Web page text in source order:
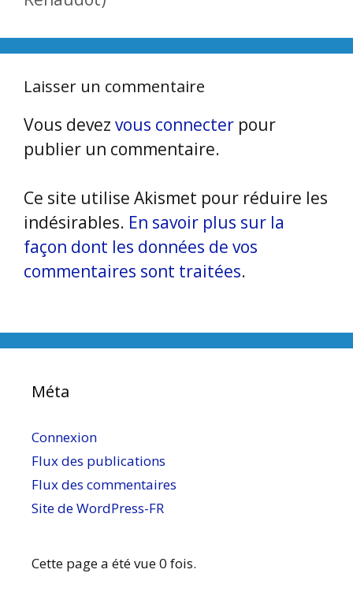
Laisser un commentaire
Vous devez vous connecter pour
publier un commentaire.
Ce site utilise Akismet pour réduire les
indésirables. En savoir plus sur la
façon dont les données de vos
commentaires sont traitées.
Méta
Connexion
Flux des publications
Flux des commentaires
Site de WordPress-FR
Cette page a été vue 0 fois.